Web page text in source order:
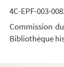
4C-EPF-003-
Commission
Bibliothèque